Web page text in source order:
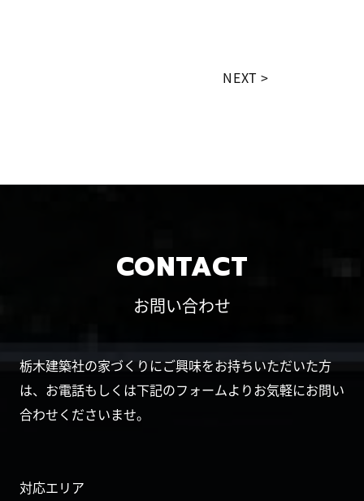
NEXT
CONTACT
お問い合わせ
栃木建築社の家づくりにご興味をお持ちいただいた方
は、お電話もしくは下記のフォームよりお気軽にお問い
合わせくださいませ。
対応エリア